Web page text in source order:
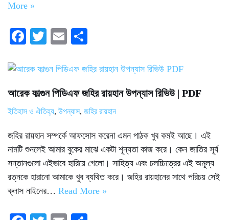
More »
Fa
bo
ok
T
tte
E
ail re
আরেক ফাল্গুন পিডিএফ জহির রায়হান উপন্যাস রিভিউ | PDF
ইতিহাস ও ঐতিহ্য, উপন্যাস, জহির রায়হান
জহির রায়হান সম্পর্কে আফসোস করেনা এমন পাঠক খুব কমই আছে। এই
নামটি শুনলেই আমার বুকের মাঝে একটা শূন্যতা কাজ করে। কেন জাতির সূর্য
সন্তানগুলো এইভাবে হারিয়ে গেলো। সাহিত্য এবং চলচ্চিত্রের এই অমূল্য
রত্নকে হারানো আমাকে খুব ব্যথিত করে। জহির রায়হানের সাথে পরিচয় সেই
ক্লাস নাইনের… Read More »